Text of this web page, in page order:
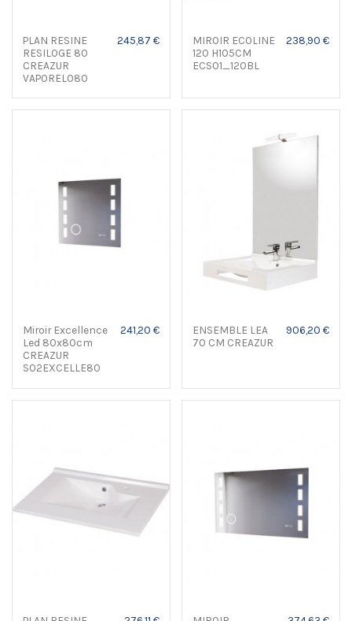
PLAN RESINE
RESILOGE 80
CREAZUR
VAPORELO80
245,87 €
MIROIR ECOLINE
120 H105CM
ECS01_120BL
238,90 €
Miroir Excellence
Led 80x80cm
CREAZUR
S02EXCELLE80
241,20 €
ENSEMBLE LEA
70 CM CREAZUR
906,20 €